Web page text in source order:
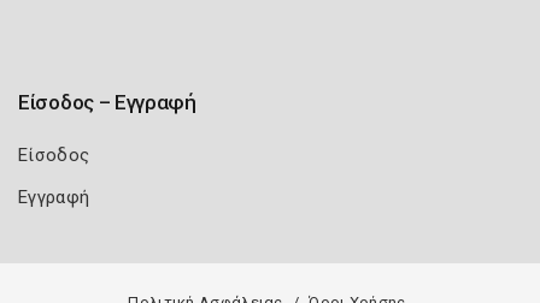
Είσοδος – Εγγραφή
Είσοδος
Εγγραφή